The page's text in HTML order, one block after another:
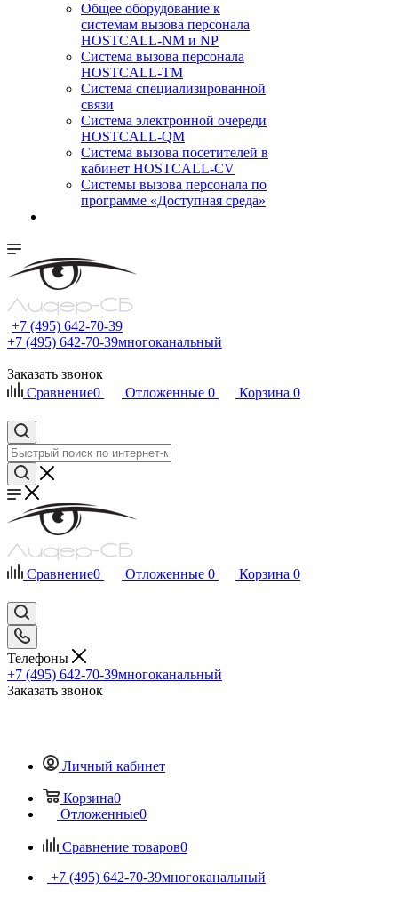
Общее оборудование к
системам вызова персонала
HOSTCALL-NM и NP
Система вызова персонала
HOSTCALL-TM
Система специализированной
связи
Система электронной очереди
HOSTCALL-QM
Cистема вызова посетителей в
кабинет HOSTCALL-CV
Системы вызова персонала по
программе «Доступная среда»
+7 (495) 642-70-39
+7 (495) 642-70-39многоканальный
Заказать звонок
Сравнение0 Отложенные 0 Корзина 0
Сравнение0 Отложенные 0 Корзина 0
Телефоны
+7 (495) 642-70-39многоканальный
Заказать звонок
Личный кабинет
Корзина0
Отложенные0
Сравнение товаров0
+7 (495) 642-70-39многоканальный